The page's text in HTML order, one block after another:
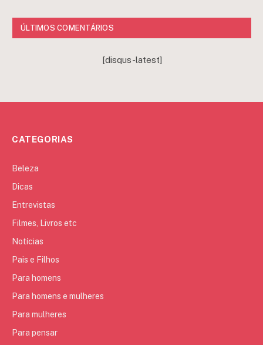
ÚLTIMOS COMENTÁRIOS
[disqus-latest]
CATEGORIAS
Beleza
Dicas
Entrevistas
Filmes, Livros etc
Notícias
Pais e Filhos
Para homens
Para homens e mulheres
Para mulheres
Para pensar